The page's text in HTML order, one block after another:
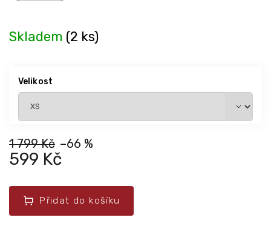
1 799 Kč –66 %
599 Kč
Skladem (2 ks)
Velikost
Přidat do košíku